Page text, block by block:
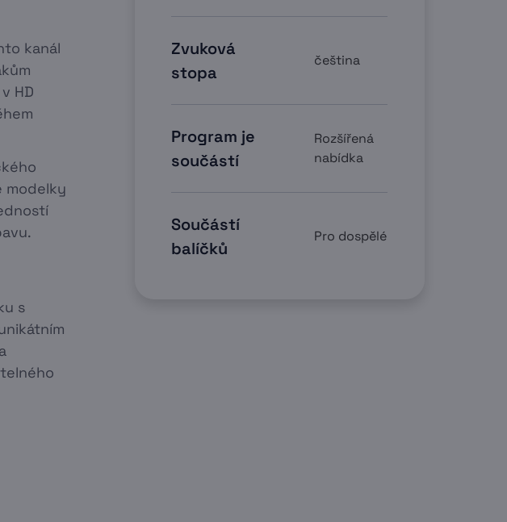
kanál
HD
modelky
s
Zvuková
stopa
čeština
Program je
součástí
Rozšířená
nabídka
Součástí
balíčků
Pro dospělé